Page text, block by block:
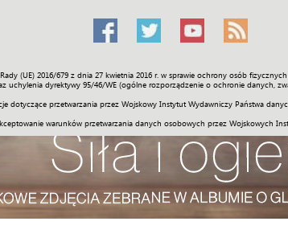
(UE) 2016/679 z dnia 27 kwietnia 2016 r. w sprawie ochrony osób
uchylenia dyrektywy 95/46/WE (ogólne rozporządzenie o ochronie danych,
dotyczące przetwarzania przez Wojskowy Instytut Wydawniczy Państwa
warunków przetwarzania danych osobowych przez Wojskowych
Społeczność Sport Historia Galerie